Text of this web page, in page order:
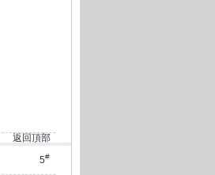
返回頂部
5#